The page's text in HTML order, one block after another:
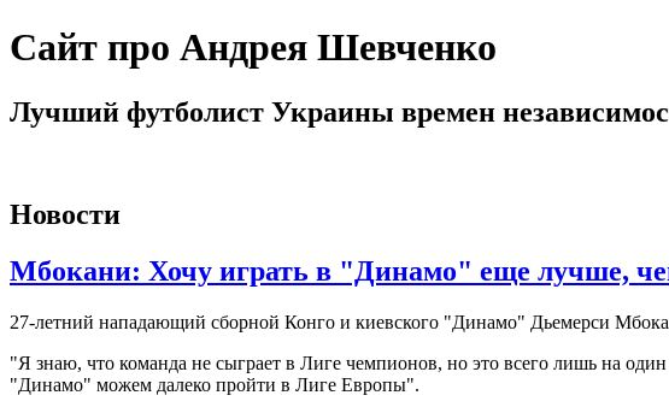
Сайт про Андрея Шевченко
Лучший футболист Украины времен
Новости
Мбокани: Хочу играть в "Динамо" еще лучше,
27-летний нападающий сборной Конго и киевского "Динамо" Дьемерси
"Я знаю, что команда не сыграет в Лиге чемпионов, но это всего лишь на
"Динамо" можем далеко пройти в Лиге Европы".